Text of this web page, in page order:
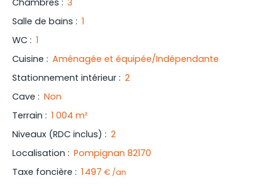
Chambres : 3
Salle de bains : 1
WC : 1
Cuisine : Aménagée et équipée/Indépendante
Stationnement intérieur : 2
Cave : Non
Terrain : 1 004 m²
Niveaux (RDC inclus) : 2
Localisation : Pompignan 82170
Taxe foncière : 1 497 € /an